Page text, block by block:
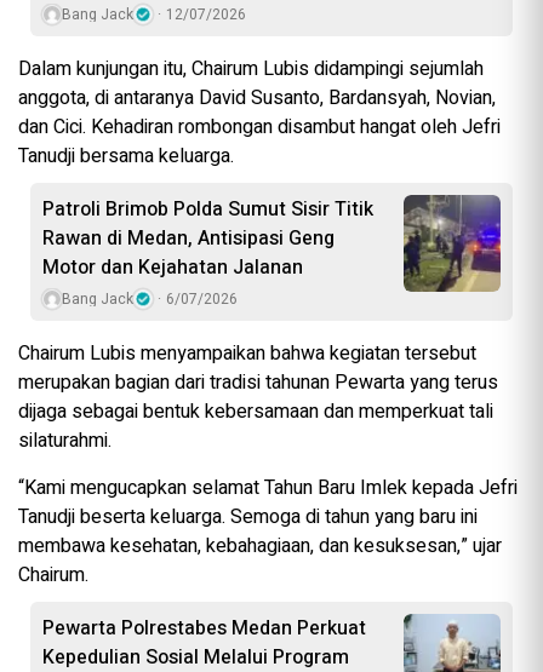
Bang Jack 12/07/2026
Dalam kunjungan itu, Chairum Lubis didampingi sejumlah
anggota, di antaranya David Susanto, Bardansyah, Novian,
dan Cici. Kehadiran rombongan disambut hangat oleh Jefri
Tanudji bersama keluarga.
Patroli Brimob Polda Sumut Sisir Titik
Rawan di Medan, Antisipasi Geng
Motor dan Kejahatan Jalanan
Bang Jack 6/07/2026
Chairum Lubis menyampaikan bahwa kegiatan tersebut
merupakan bagian dari tradisi tahunan Pewarta yang terus
dijaga sebagai bentuk kebersamaan dan memperkuat tali
silaturahmi.
“Kami mengucapkan selamat Tahun Baru Imlek kepada Jefri
Tanudji beserta keluarga. Semoga di tahun yang baru ini
membawa kesehatan, kebahagiaan, dan kesuksesan,” ujar
Chairum.
Pewarta Polrestabes Medan Perkuat
Kepedulian Sosial Melalui Program